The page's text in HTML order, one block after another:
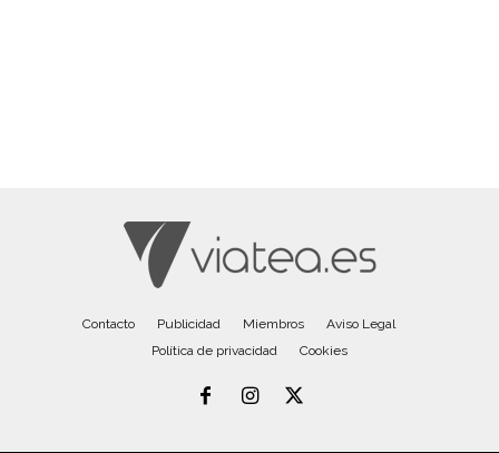
Contacto Publicidad Miembros
Aviso Legal
Política de privacidad
Cookies